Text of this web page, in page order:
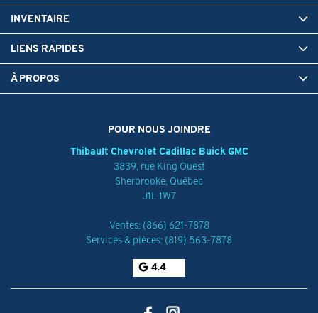
POUR NOUS JOINDRE
Thibault Chevrolet Cadillac Buick GMC
3839, rue King Ouest
Sherbrooke, Québec
J1L 1W7
Ventes: (866) 621-7878
Services & pièces: (819) 563-7878
4.4
INVENTAIRE
LIENS RAPIDES
À PROPOS